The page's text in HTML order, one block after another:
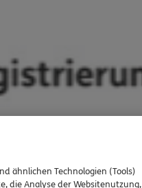
ähnlichen Technologien (Tools)
die Analyse der Websitenutzung,